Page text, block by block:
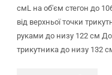
смL на об'єм стегон до
від верхньої точки
руками до низу 122 см
трикутника до низу 132